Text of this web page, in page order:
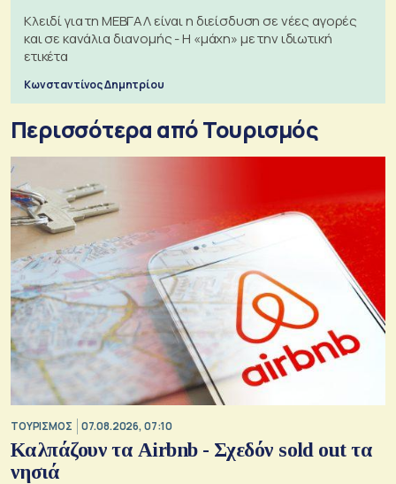
Κλειδί για τη ΜΕΒΓΑΛ είναι η διείσδυση σε νέες αγορές
και σε κανάλια διανομής - Η «μάχη» με την ιδιωτική
ετικέτα
Κωνσταντίνος Δημητρίου
Περισσότερα από Τουρισμός
ΤΟΥΡΙΣΜΟΣ 07.08.2026, 07:10
Καλπάζουν τα Airbnb - Σχεδόν sold out τα
νησιά